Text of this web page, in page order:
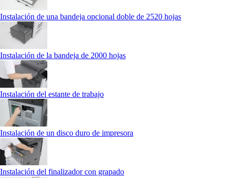
Instalación de una bandeja opcional doble de 2520 hojas
Instalación de la bandeja de 2000 hojas
Instalación del estante de trabajo
Instalación de un disco duro de impresora
Instalación del finalizador con grapado